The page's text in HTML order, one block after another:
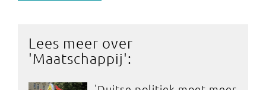
Lees meer over
'Maatschappij':